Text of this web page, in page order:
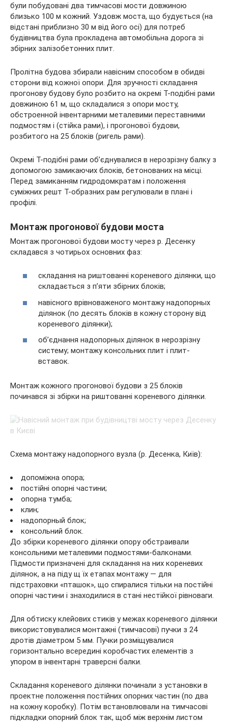
були побудовані два тимчасові мости довжиною
близько 100 м кожний. Уздовж моста, що будується (на
відстані приблизно 30 м від його осі) для потреб
будівництва була прокладена автомобільна дорога зі
збірних залізобетонних плит.
Пролітна будова збирали навісним способом в обидві
сторони від кожної опори. Для зручності складання
прогонову будову було розбито на окремі Т-подібні рами
довжиною 61 м, що складалися з опори мосту,
обстроенной інвентарними металевими переставними
подмостям і (стійка рами), і прогонової будови,
розбитого на 25 блоків (ригель рами).
Окремі Т-подібні рами об’єднувалися в нерозрізну балку з
допомогою замикаючих блоків, бетонованих на місці.
Перед замиканням гидродомкратам і положення
суміжних решт Т-образних рам регулювали в плані і
профілі.
Монтаж прогонової будови моста
Монтаж прогонової будови мосту через р. Десенку
складався з чотирьох основних фаз:
складання на риштованні кореневого ділянки, що
складається з п’яти збірних блоків;
навісного врівноваженого монтажу надопорных
ділянок (по десять блоків в кожну сторону від
кореневого ділянки);
об’єднання надопорных ділянок в нерозрізну
систему; монтажу консольних плит і плит-
вставок.
Монтаж кожного прогонової будови з 25 блоків
починався зі збірки на риштованні кореневого ділянки.
Схема монтажу надопорного вузла (р. Десенка, Київ):
допоміжна опора;
постійні опорні частини;
опорна тумба;
клин;
надопорный блок;
консольний блок.
До збірки кореневого ділянки опору обстраивали
консольними металевими подмостями-балконами.
Підмости призначені для складання на них кореневих
ділянок, а на піду щ їх етапах монтажу — для
підстраховки «пташок», що спиралися тільки на постійні
опорні частини і знаходилися в стані нестійкої рівноваги.
Для обтиску клейових стиків у межах кореневого ділянки
використовувалися монтажні (тимчасові) пучки з 24
дротів діаметром 5 мм. Пучки розміщувалися
горизонтально всередині коробчастих елементів з
упором в інвентарні траверсні балки.
Складання кореневого ділянки починали з установки в
проектне положення постійних опорних частин (по два
на кожну коробку). Потім встановлювали на тимчасові
підкладки опорний блок так, щоб між верхнім листом